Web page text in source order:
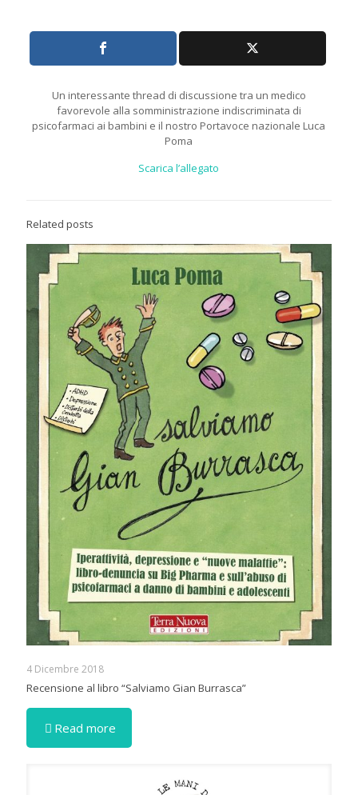
Un interessante thread di discussione tra un medico
favorevole alla somministrazione indiscriminata di
psicofarmaci ai bambini e il nostro Portavoce nazionale Luca
Poma
Scarica l’allegato
Related posts
4 Dicembre 2018
Recensione al libro “Salviamo Gian Burrasca”
Read more